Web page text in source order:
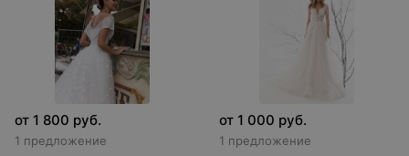
от 1 800 руб.
1 предложение
от 1 000 руб.
1 предложение